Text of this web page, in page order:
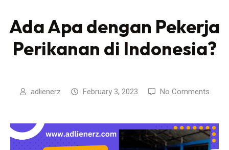
Ada Apa dengan Pekerja
Perikanan di Indonesia?
adlienerz February 3, 2023 No Comments